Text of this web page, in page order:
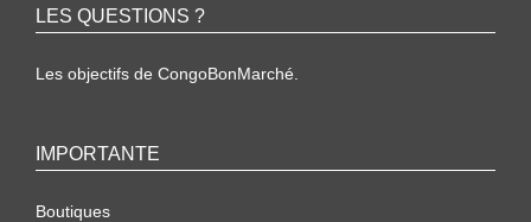
LES QUESTIONS ?
Les objectifs de CongoBonMarché.
IMPORTANTE
Boutiques